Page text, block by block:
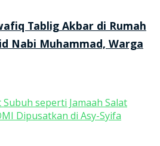
Tablig Akbar di Rumah
Nabi Muhammad, Warga